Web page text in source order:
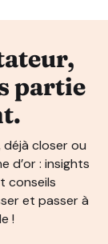
partie
déjà closer ou
d’or : insights
conseils
et passer à
!